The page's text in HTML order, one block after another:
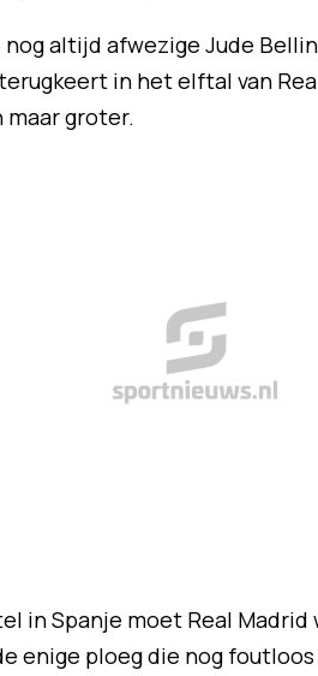
altijd afwezige Jude
in het elftal van
groter.
in Spanje moet Real
enige ploeg die nog